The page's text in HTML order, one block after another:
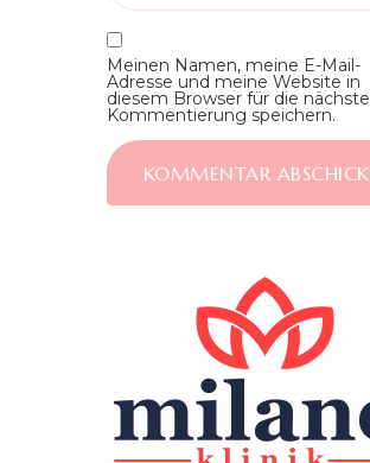
Meinen Namen, meine E-Mail-
Adresse und meine Website in
diesem Browser für die nächste
Kommentierung speichern.